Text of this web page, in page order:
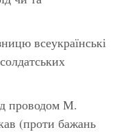
всеукраїнські
проводом М.
(проти бажань